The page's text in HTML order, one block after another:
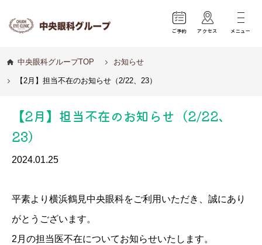
ご予約 アクセス メニュー
中央眼科グループTOP お知らせ
【2月】担当不在のお知らせ（2/22、23）
【2月】担当不在のお知らせ（2/22、
23）
2024.01.25
平素より横浜鶴見中央眼科をご利用いただき、誠にあり
がとうございます。
2月の担当医不在についてお知らせいたします。